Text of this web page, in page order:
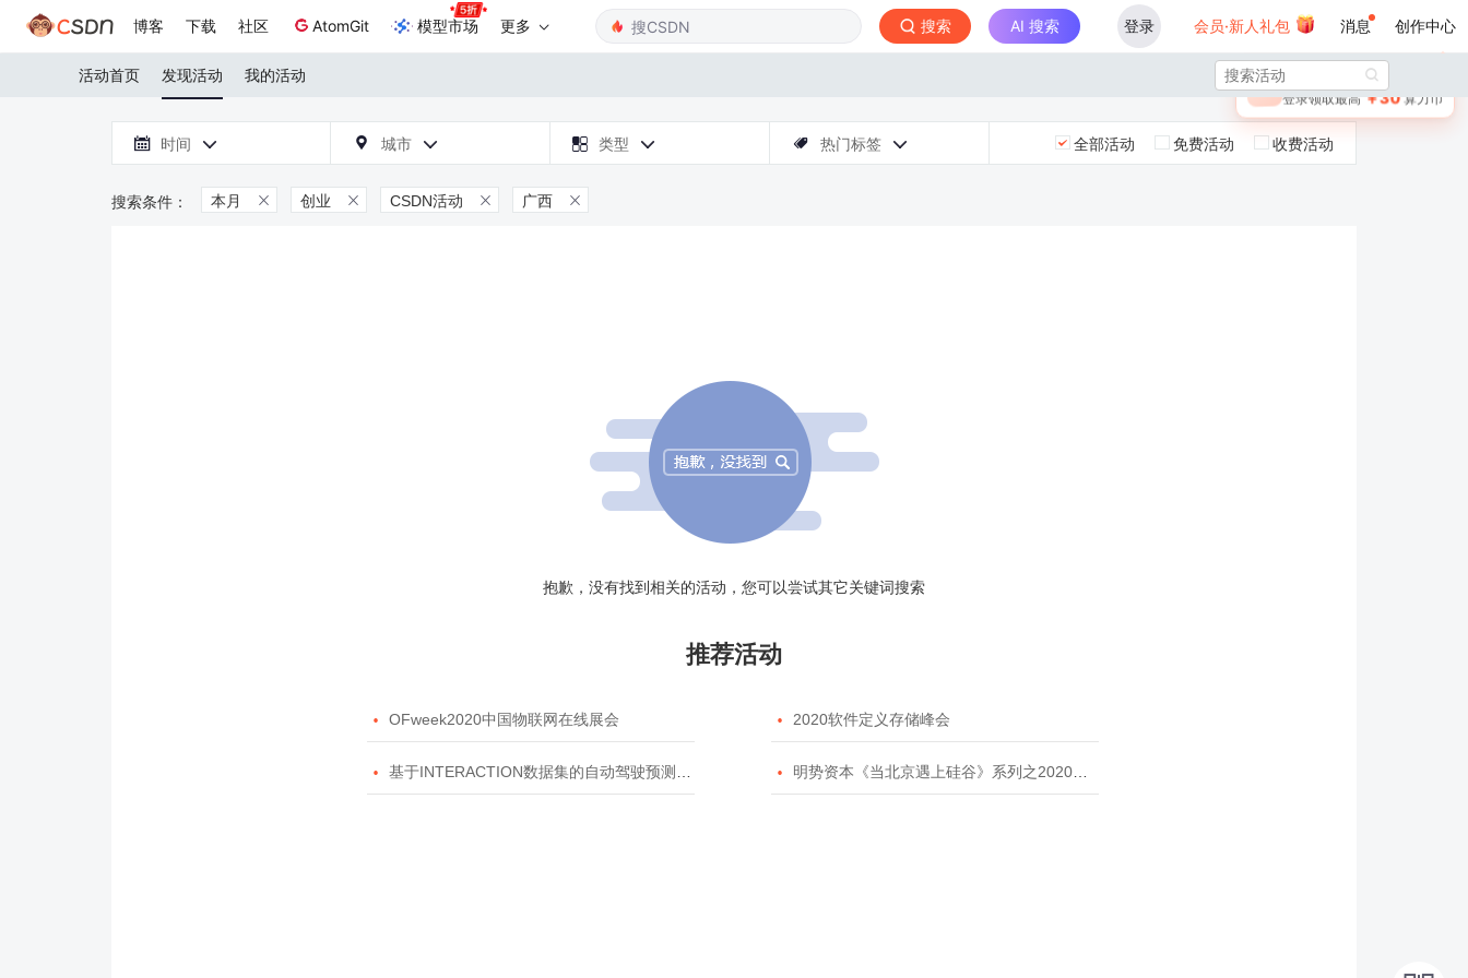
博客 下载 社区 AtomGit 模型市场 更多 搜索 AI 搜索 登录 会员·新人礼包 消息 创作中心
🎁 未登录
登录领取最高￥30算力币
活动首页 发现活动 我的活动 
 时间   城市   类型   热门标签  全部活动 免费活动 收费活动
本月  创业  CSDN活动  广西 
抱歉，没有找到相关的活动，您可以尝试其它关键词搜索
推荐活动
 OFweek2020中国物联网在线展会  2020软件定义存储峰会
 基于INTERACTION数据集的自动驾驶预测模型挑战赛  明势资本《当北京遇上硅谷》系列之2020年度开源峰会